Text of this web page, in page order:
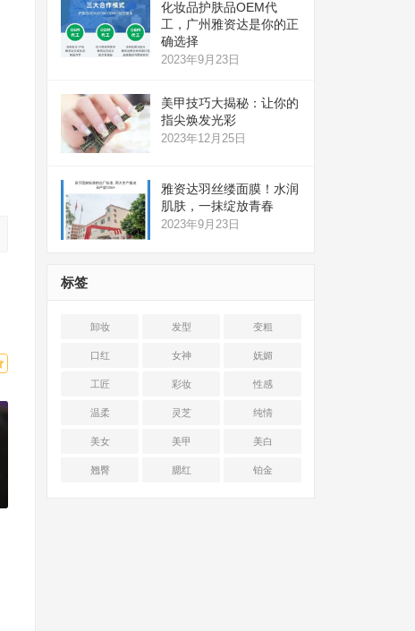
化妆品护肤品OEM代
工，广州雅资达是你的正
确选择
2023年9月23日
美甲技巧大揭秘：让你的
指尖焕发光彩
2023年12月25日
雅资达羽丝缕面膜！水润
肌肤，一抹绽放青春
2023年9月23日
标签
卸妆 发型 变粗
口红 女神 妩媚
工匠 彩妆 性感
温柔 灵芝 纯情
美女 美甲 美白
翘臀 腮红 铂金